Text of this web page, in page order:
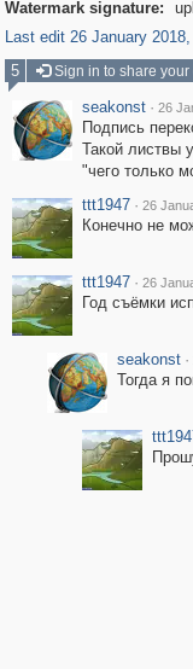
Watermark signature:
Last edit 26 January
5
Sign in to share your
seakonst · 26
Подпись
Такой листвы
"чего только
ttt1947 · 26
Конечно не
ttt1947 · 26
Год съёмки
seakonst ·
Тогда я